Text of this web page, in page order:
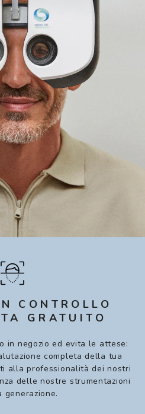
CONTROLLO
GRATUITO
in negozio ed evita le attese:
completa della tua
alla professionalità dei nostri
delle nostre strumentazioni
generazione.